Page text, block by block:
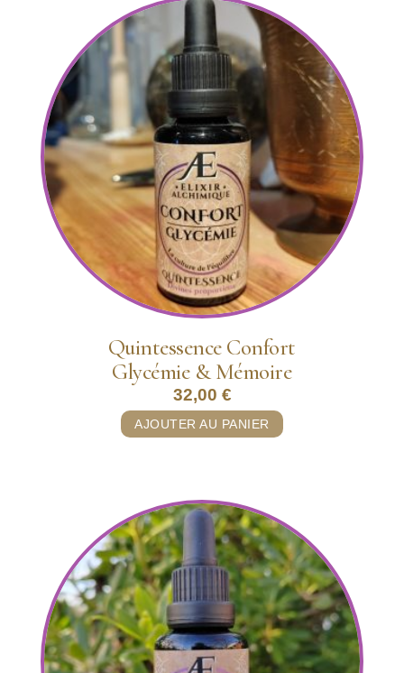
Quintessence Confort
Glycémie & Mémoire
32,00 €
AJOUTER AU PANIER